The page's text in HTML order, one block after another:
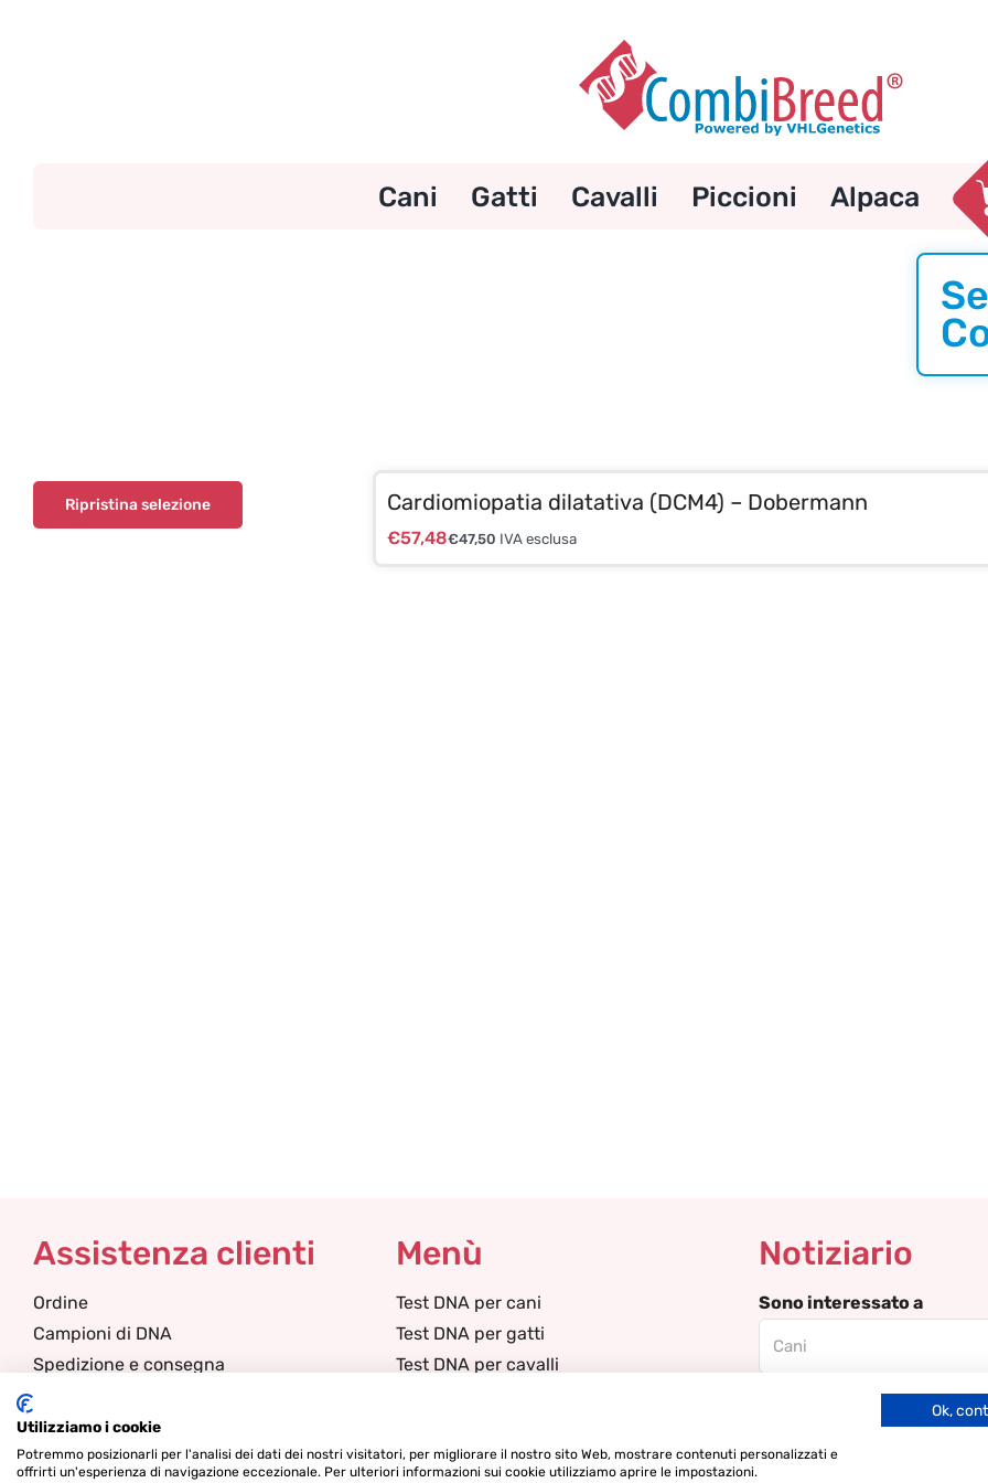
Cani Gatti Cavalli Piccioni Alpaca
Cardiomiopatia dilatativa (DCM4) – Dobermann
€57,48€47,50 IVA esclusa
Ripristina selezione
Assistenza clienti
Ordine
Campioni di DNA
Spedizione e consegna
Conoscenze di base
FAQ
Menù
Test DNA per cani
Test DNA per gatti
Test DNA per cavalli
Servizi DNA
Notiziario
Sono interessato a
Utilizziamo i cookie
Potremmo posizionarli per l'analisi dei dati dei nostri visitatori, per migliorare il nostro sito Web, mostrare contenuti personalizzati e
offrirti un'esperienza di navigazione eccezionale. Per ulteriori informazioni sui cookie utilizziamo aprire le impostazioni.
Ok,